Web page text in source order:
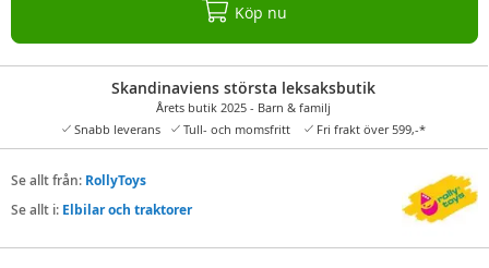
Köp nu
Skandinaviens största leksaksbutik
Årets butik 2025 - Barn & familj
Snabb leverans
Tull- och momsfritt Fri frakt över 599,-*
Se allt från: RollyToys
Se allt i: Elbilar och traktorer